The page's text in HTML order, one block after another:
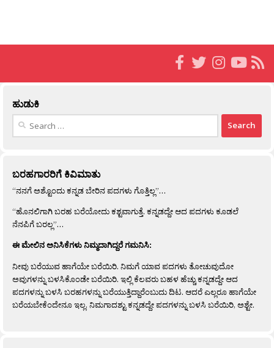
ಹುಡುಕಿ
Search
ಬರಹಗಾರರಿಗೆ ಕಿವಿಮಾತು
“ನನಗೆ ಅಶ್ಟೊಂದು ಕನ್ನಡ ಬೇರಿನ ಪದಗಳು ಗೊತ್ತಿಲ್ಲ”…
“ಹೊನಲಿಗಾಗಿ ಬರಹ ಬರೆಯೋದು ಕಶ್ಟವಾಗುತ್ತೆ. ಕನ್ನಡದ್ದೇ ಆದ ಪದಗಳು ಕೂಡಲೆ
ನೆನಪಿಗೆ ಬರಲ್ಲ”…
ಈ ಮೇಲಿನ ಅನಿಸಿಕೆಗಳು ನಿಮ್ಮದಾಗಿದ್ದರೆ ಗಮನಿಸಿ:
ನೀವು ಬರೆಯುವ ಹಾಗೆಯೇ ಬರೆಯಿರಿ. ನಿಮಗೆ ಯಾವ ಪದಗಳು ತೋಚುವುದೋ
ಅವುಗಳನ್ನು ಬಳಸಿಕೊಂಡೇ ಬರೆಯಿರಿ. ಇಲ್ಲಿ ಕೆಲವರು ಬಹಳ ಹೆಚ್ಚು ಕನ್ನಡದ್ದೇ ಆದ
ಪದಗಳನ್ನು ಬಳಸಿ ಬರಹಗಳನ್ನು ಬರೆಯುತ್ತಿದ್ದಾರೆಂಬುದು ದಿಟ. ಆದರೆ ಎಲ್ಲರೂ ಹಾಗೆಯೇ
ಬರೆಯಬೇಕೆಂದೇನೂ ಇಲ್ಲ. ನಿಮಗಾದಶ್ಟು ಕನ್ನಡದ್ದೇ ಪದಗಳನ್ನು ಬಳಸಿ ಬರೆಯಿರಿ, ಅಶ್ಟೇ.